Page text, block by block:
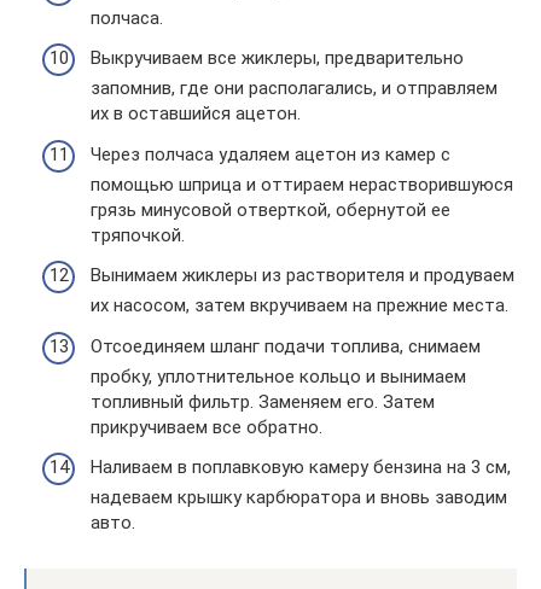
полчаса.
Выкручиваем все жиклеры, предварительно
запомнив, где они располагались, и отправляем
их в оставшийся ацетон.
Через полчаса удаляем ацетон из камер с
помощью шприца и оттираем нерастворившуюся
грязь минусовой отверткой, обернутой ее
тряпочкой.
Вынимаем жиклеры из растворителя и продуваем
их насосом, затем вкручиваем на прежние места.
Отсоединяем шланг подачи топлива, снимаем
пробку, уплотнительное кольцо и вынимаем
топливный фильтр. Заменяем его. Затем
прикручиваем все обратно.
Наливаем в поплавковую камеру бензина на 3 см,
надеваем крышку карбюратора и вновь заводим
авто.